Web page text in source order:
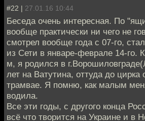
#22 | 27.01.16 10:44
Беседа очень интересная. По
вообще практически ни чего не
смотрел вообще года с 07-го,
из Сети в январе-феврале 14-го.
м, я родился в
лет на Ватутина, оттуда до цирка
трамвае. Я помню, как малым
водила.
Все эти годы, с другого конца
всё что творится на Украине и в